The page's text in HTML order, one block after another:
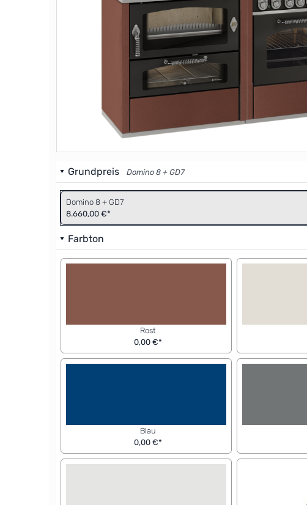
Grundpreis Domino 8 + GD7
Domino 8 + GD7
8.660,00 €*
Farbton
Rost
0,00 €*
Blau
0,00 €*